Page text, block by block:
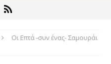
Οι Επτά -συν ένας- Σαμουράι